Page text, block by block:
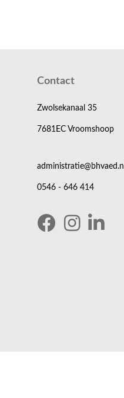
Contact
Zwolsekanaal 35
7681EC Vroomshoop
administratie@bhvaed.nl
0546 - 646 414